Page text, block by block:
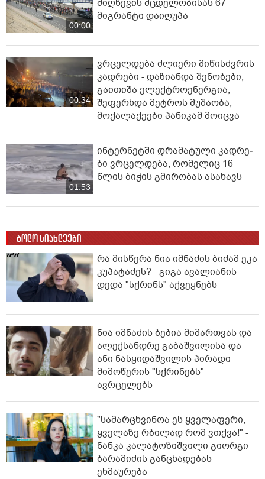
00:00
მიღწევის მცდელობისას 67
მიგრანტი დაიღუპა
00:34
ვრცელდება ძლიერი მიწისძვრის
კადრები - დაზიანდა შენობები,
გაითიშა ელექტროენერგია,
შეფერხდა მეტროს მუშაობა,
მოქალაქეები პანიკამ მოიცვა
01:53
ინ­ტერ­ნეტ­ში დრა­მა­ტუ­ლი კად­რე­
ბი ვრცელდება, რომელიც 16
წლის ბიჭის გმირობას ასახავს
ბოლო სიახლეები
რა მისწერა ნია იმნაძის ბიძამ ეკა
კუპატაძეს? - გიგა ავალიანის
დედა "სქრინს" აქვეყნებს
ნია იმნაძის ბებია მიმართვას და
ალექსანდრე გაბაშვილისა და
ანი ნასყიდაშვილის პირადი
მიმოწერის "სქრინებს"
ავრცელებს
"სა­მარ­ცხვი­ნოა ეს ყვე­ლა­ფე­რი,
ყვე­ლა­ზე რბი­ლად რომ ვთქვა!" -
ნანკა კალატოზიშვილი გიორგი
ბარამიძის განცხადებას
ეხმაურება